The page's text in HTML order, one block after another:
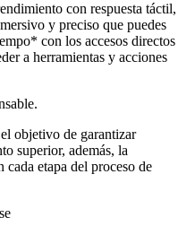
con respuesta táctil,
y preciso que puedes
con los accesos directos
a herramientas y acciones
objetivo de garantizar
superior, además, la
etapa del proceso de